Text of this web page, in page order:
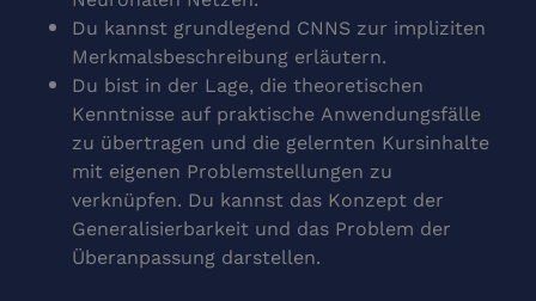
Du kannst grundlegend CNNS zur impliziten
Merkmalsbeschreibung erläutern.
Du bist in der Lage, die theoretischen
Kenntnisse auf praktische Anwendungsfälle
zu übertragen und die gelernten Kursinhalte
mit eigenen Problemstellungen zu
verknüpfen. Du kannst das Konzept der
Generalisierbarkeit und das Problem der
Überanpassung darstellen.